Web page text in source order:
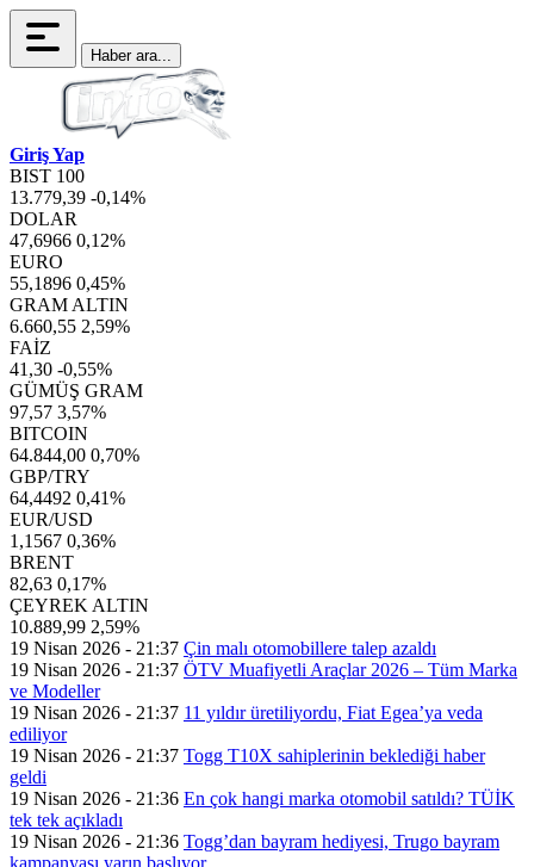
Haber ara...
Giriş Yap
BIST 100
13.779,39 -0,14%
DOLAR
47,6966 0,12%
EURO
55,1896 0,45%
GRAM ALTIN
6.660,55 2,59%
FAİZ
41,30 -0,55%
GÜMÜŞ GRAM
97,57 3,57%
BITCOIN
64.844,00 0,70%
GBP/TRY
64,4492 0,41%
EUR/USD
1,1567 0,36%
BRENT
82,63 0,17%
ÇEYREK ALTIN
10.889,99 2,59%
19 Nisan 2026 - 21:37 Çin malı otomobillere talep azaldı
19 Nisan 2026 - 21:37 ÖTV Muafiyetli Araçlar 2026 – Tüm Marka
ve Modeller
19 Nisan 2026 - 21:37 11 yıldır üretiliyordu, Fiat Egea’ya veda
ediliyor
19 Nisan 2026 - 21:37 Togg T10X sahiplerinin beklediği haber
geldi
19 Nisan 2026 - 21:36 En çok hangi marka otomobil satıldı? TÜİK
tek tek açıkladı
19 Nisan 2026 - 21:36 Togg’dan bayram hediyesi, Trugo bayram
kampanyası yarın başlıyor